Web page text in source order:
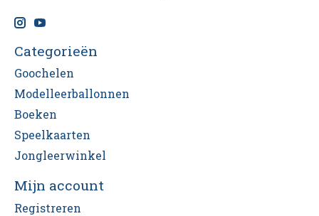
Categorieën
Goochelen
Modelleerballonnen
Boeken
Speelkaarten
Jongleerwinkel
Mijn account
Registreren